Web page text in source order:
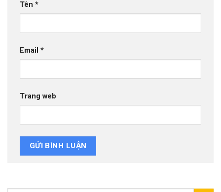
Tên *
Email *
Trang web